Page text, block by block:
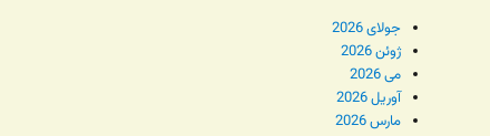
جولای 2026
ژوئن 2026
می 2026
آوریل 2026
مارس 2026